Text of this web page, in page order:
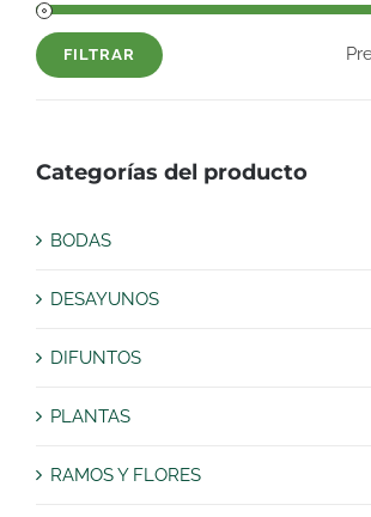
Precio
Precio
FILTRAR
Categorías del producto
BODAS
DESAYUNOS
DIFUNTOS
PLANTAS
RAMOS Y FLORES